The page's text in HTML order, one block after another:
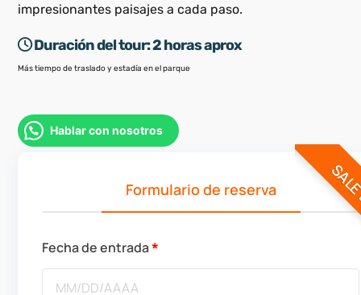
impresionantes paisajes a cada paso.
Duración del tour:2 horas aprox
Más tiempo de traslado y estadía en el parque
Hablar con nosotros
Formulario de reserva
Fecha de entrada